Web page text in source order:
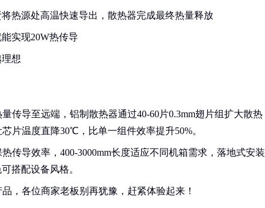
热源处高温快速导出，散热器完成最终热量释放
实现20W热传导
想
传导至远端，铝制散热器通过40-60片0.3mm翅片组扩大散热
片温度直降30℃，比单一组件效率提升50%。
传导效率，400-3000mm长度适应不同机箱需求，落地式安装
搭配设备风格。
，各位商家老板别再犹豫，赶紧体验起来！